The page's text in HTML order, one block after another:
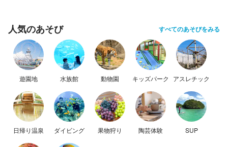
人気のあそび すべてのあそびをみる
遊園地 水族館 動物園 キッズパーク アスレチック
日帰り温泉 ダイビング 果物狩り 陶芸体験 SUP